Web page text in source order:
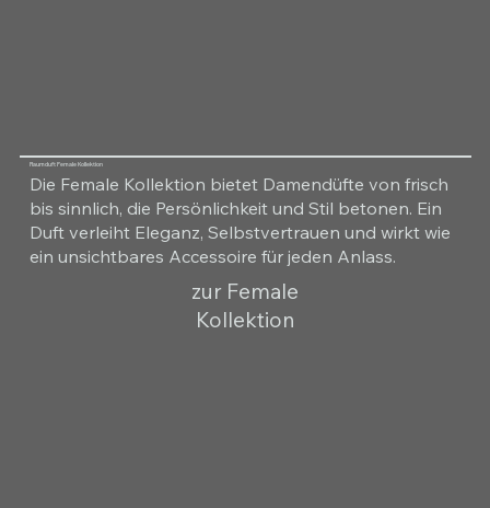
Raumduft Female Kollektion
Die Female Kollektion bietet Damendüfte von frisch
bis sinnlich, die Persönlichkeit und Stil betonen. Ein
Duft verleiht Eleganz, Selbstvertrauen und wirkt wie
ein unsichtbares Accessoire für jeden Anlass.
zur Female
Kollektion